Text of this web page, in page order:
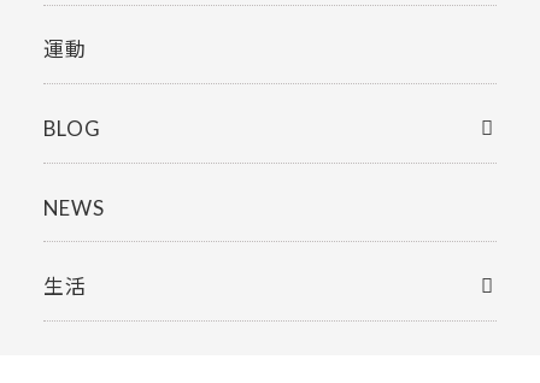
運動
BLOG
NEWS
生活